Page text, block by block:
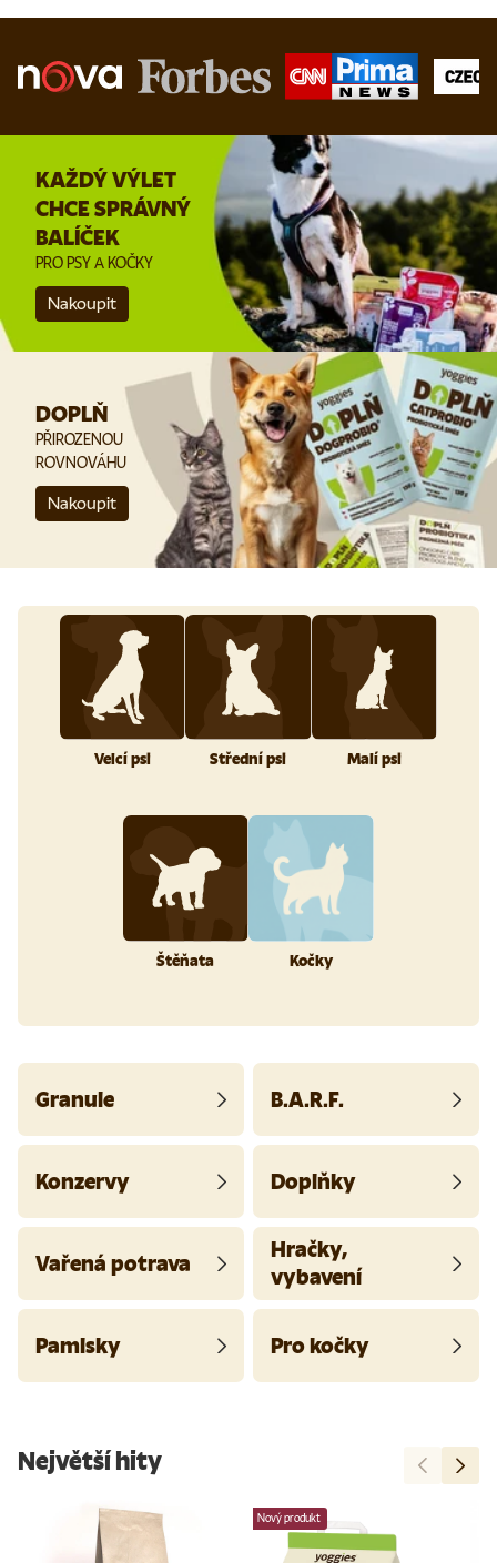
KAŽDÝ VÝLET
CHCE SPRÁVNÝ
BALÍČEK
PRO PSY A KOČKY
Nakoupit
DOPLŇ
PŘIROZENOU
ROVNOVÁHU
Nakoupit
Velcí psi Střední psi Malí psi
Štěňata Kočky
Granule
Konzervy
Vařená potrava
Pamlsky
B.A.R.F.
Doplňky
Hračky,
vybavení
Pro kočky
Největší hity Předchozí
Další
Nový produkt